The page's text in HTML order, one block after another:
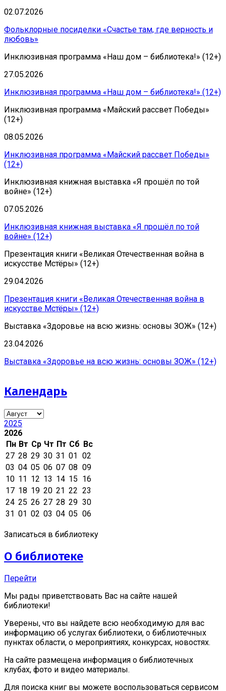
02.07.2026
Фольклорные посиделки «Счастье там, где верность и
любовь»
Инклюзивная программа «Наш дом – библиотека!» (12+)
27.05.2026
Инклюзивная программа «Наш дом – библиотека!» (12+)
Инклюзивная программа «Майский рассвет Победы»
(12+)
08.05.2026
Инклюзивная программа «Майский рассвет Победы»
(12+)
Инклюзивная книжная выставка «Я прошёл по той
войне» (12+)
07.05.2026
Инклюзивная книжная выставка «Я прошёл по той
войне» (12+)
Презентация книги «Великая Отечественная война в
искусстве Мстёры» (12+)
29.04.2026
Презентация книги «Великая Отечественная война в
искусстве Мстёры» (12+)
Выставка «Здоровье на всю жизнь: основы ЗОЖ» (12+)
23.04.2026
Выставка «Здоровье на всю жизнь: основы ЗОЖ» (12+)
Календарь
2025
2026
Пн Вт Ср Чт Пт Сб Вс
27 28 29 30 31 01 02
03 04 05 06 07 08 09
10 11 12 13 14 15 16
17 18 19 20 21 22 23
24 25 26 27 28 29 30
31 01 02 03 04 05 06
Записаться в библиотеку
О библиотеке
Перейти
Мы рады приветствовать Вас на сайте нашей
библиотеки!
Уверены, что вы найдете всю необходимую для вас
информацию об услугах библиотеки, о библиотечных
пунктах области, о мероприятиях, конкурсах, новостях.
На сайте размещена информация о библиотечных
клубах, фото и видео материалы.
Для поиска книг вы можете воспользоваться сервисом